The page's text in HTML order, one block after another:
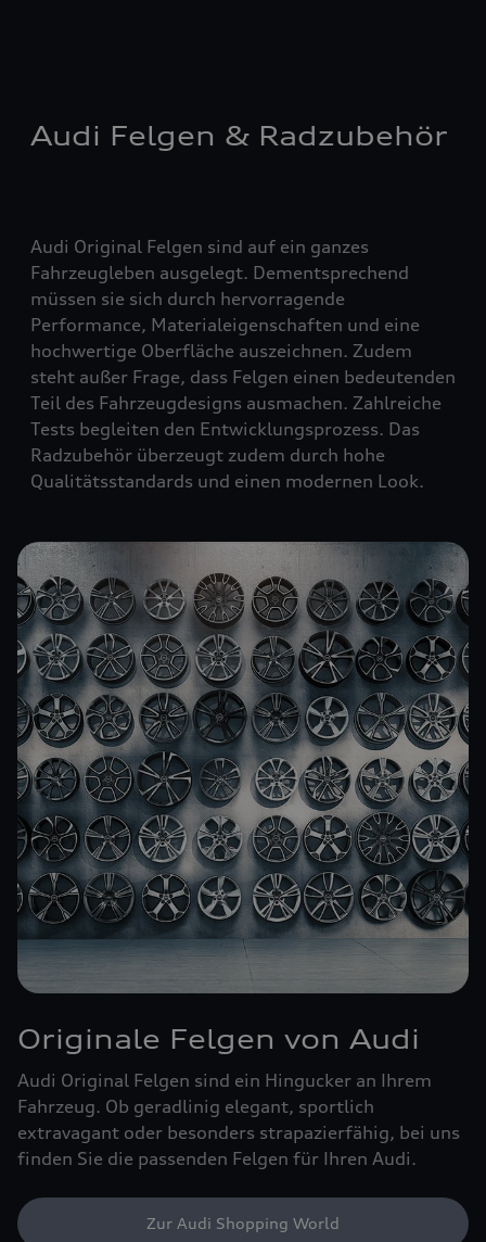
Audi Felgen & Radzubehör
Audi Original Felgen sind auf ein ganzes
Fahrzeugleben ausgelegt. Dementsprechend
müssen sie sich durch hervorragende
Performance, Materialeigenschaften und eine
hochwertige Oberfläche auszeichnen. Zudem
steht außer Frage, dass Felgen einen bedeutenden
Teil des Fahrzeugdesigns ausmachen. Zahlreiche
Tests begleiten den Entwicklungsprozess. Das
Radzubehör überzeugt zudem durch hohe
Qualitätsstandards und einen modernen Look.
Originale Felgen von Audi
Audi Original Felgen sind ein Hingucker an Ihrem
Fahrzeug. Ob geradlinig elegant, sportlich
extravagant oder besonders strapazierfähig, bei uns
finden Sie die passenden Felgen für Ihren Audi.
Zur Audi Shopping World